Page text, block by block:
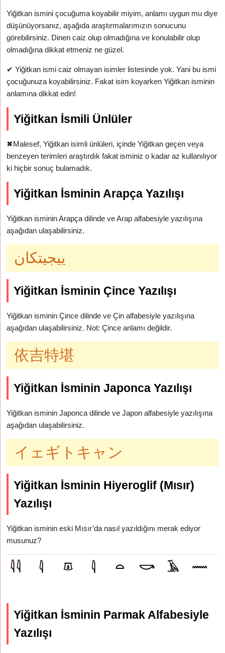
Yiğitkan ismini çocuğuma koyabilir miyim, anlamı uygun mu diye
düşünüyorsanız, aşağıda araştırmalarımızın sonucunu
görebilirsiniz. Dinen caiz olup olmadığına ve konulabilir olup
olmadığına dikkat etmeniz ne güzel.
✔ Yiğitkan ismi caiz olmayan isimler listesinde yok. Yani bu ismi
çocuğunuza koyabilirsiniz. Fakat isim koyarken Yiğitkan isminin
anlamına dikkat edin!
Yiğitkan İsmili Ünlüler
✖Malesef, Yiğitkan isimli ünlüleri, içinde Yiğitkan geçen veya
benzeyen terimleri araştırdık fakat isminiz o kadar az kullanılıyor
ki hiçbir sonuç bulamadık.
Yiğitkan İsminin Arapça Yazılışı
Yiğitkan isminin Arapça dilinde ve Arap alfabesiyle yazılışına
aşağıdan ulaşabilirsiniz.
ييجيتكان
Yiğitkan İsminin Çince Yazılışı
Yiğitkan isminin Çince dilinde ve Çin alfabesiyle yazılışına
aşağıdan ulaşabilirsiniz. Not: Çince anlamı değildir.
依吉特堪
Yiğitkan İsminin Japonca Yazılışı
Yiğitkan isminin Japonca dilinde ve Japon alfabesiyle yazılışına
aşağıdan ulaşabilirsiniz.
イェギトキャン
Yiğitkan İsminin Hiyeroglif (Mısır)
Yazılışı
Yiğitkan isminin eski Mısır’da nasıl yazıldığını merak ediyor
musunuz?
Yiğitkan İsminin Parmak Alfabesiyle
Yazılışı